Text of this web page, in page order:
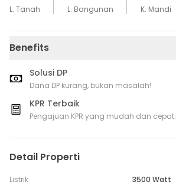
L. Tanah
L. Bangunan
K. Mandi
Benefits
Solusi DP
Dana DP kurang, bukan masalah!
KPR Terbaik
Pengajuan KPR yang mudah dan cepat.
Detail Properti
Listrik 3500 Watt